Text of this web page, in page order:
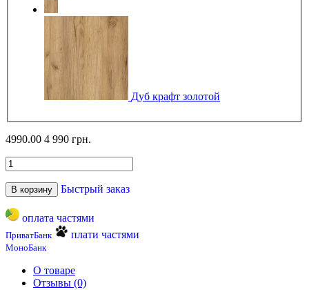
Дуб крафт золотой
4990.00 4 990 грн.
В корзину Быстрый заказ
оплата частями
ПриватБанк плати частями
МоноБанк
О товаре
Отзывы (0)